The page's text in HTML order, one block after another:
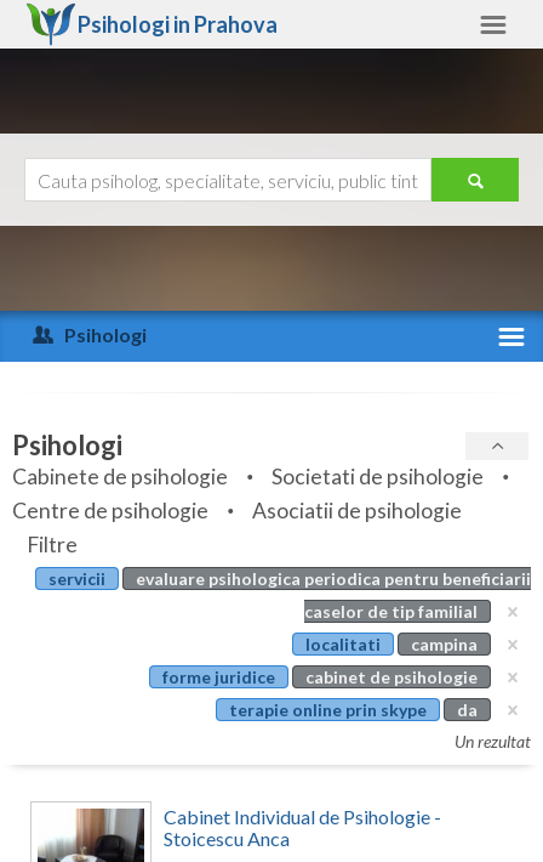
Psihologi in Prahova
Arad
Arges
Bihor
Bistrita-Nasaud
Botosani
Calarasi
Caras-Severin
Ajutor
Psihologi
Specialitati
Servicii
Articole
Evenimente
Psihologi
Cabinete de psihologie
Societati de psihologie
Centre de psihologie
Asociatii de psihologie
Filtre
servicii
evaluare psihologica periodica pentru beneficiarii
caselor de tip familial
localitati
campina
forme juridice
cabinet de psihologie
terapie online prin skype
da
Un rezultat
Cabinet Individual de Psihologie -
Stoicescu Anca